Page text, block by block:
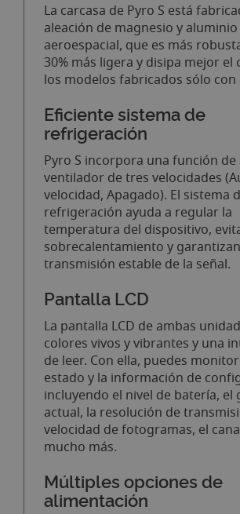
La carcasa de Pyro S está
aleación de magnesio y
aeroespacial, que es más
30% más ligera y disipa mejor el
los modelos fabricados sólo
Eficiente sistema de
refrigeración
Pyro S incorpora una función de
ventilador de tres velocidades
velocidad, Apagado). El sistema
refrigeración ayuda a regular la
temperatura del dispositivo,
sobrecalentamiento y
transmisión estable de la señal.
Pantalla LCD
La pantalla LCD de ambas
colores vivos y vibrantes y una
de leer. Con ella, puedes
estado y la información de
incluyendo el nivel de batería, el
actual, la resolución de
velocidad de fotogramas, el
mucho más.
Múltiples opciones de
alimentación